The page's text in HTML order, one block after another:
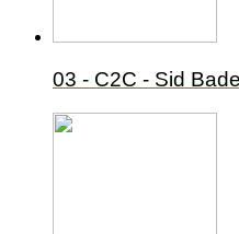
03 - C2C - Sid